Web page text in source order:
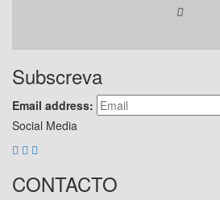
Subscreva
Email address:
Social Media
CONTACTO